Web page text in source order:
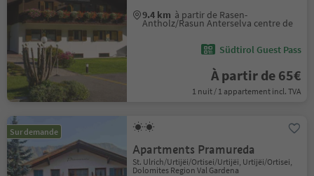
9.4 km à partir de Rasen-
Antholz/Rasun Anterselva centre de
Südtirol Guest Pass
À partir de 65€
1 nuit / 1 appartement incl. TVA
Sur demande
Apartments Pramureda
St. Ulrich/Urtijëi/Ortisei/Urtijëi, Urtijëi/Ortisei,
Dolomites Region Val Gardena